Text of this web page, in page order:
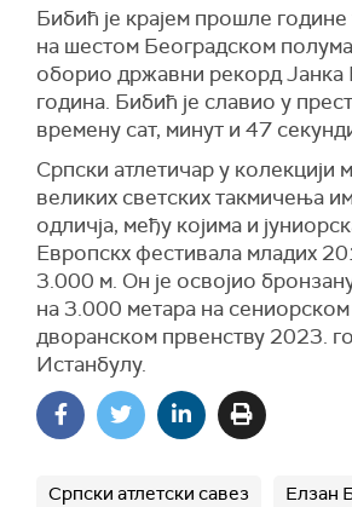
Бибић је крајем прошле
на шестом Београдском
оборио државни рекорд
година. Бибић је славио у
времену сат, минут и 47
Српски атлетичар у колекцији
великих светских такмичења
одличја, међу којима и
Европскх фестивала младих
3.000 м. Он је освојио
на 3.000 метара на
дворанском првенству 2023.
Истанбулу.
Српски атлетски савез Елзан